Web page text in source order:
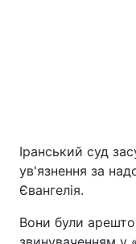
Головна
Іранський суд
ув'язнення за
Євангелія.
Вони були